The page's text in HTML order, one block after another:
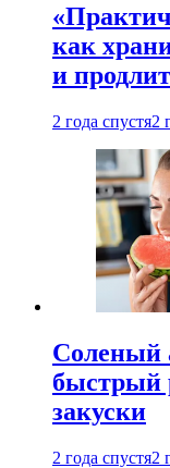
как
и
2 года спустя2
Соленый
быстрый
закуски
2 года спустя2